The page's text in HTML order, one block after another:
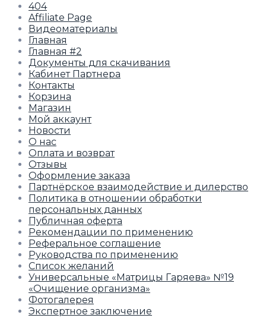
404
Affiliate Page
Видеоматериалы
Главная
Главная #2
Документы для скачивания
Кабинет Партнера
Контакты
Корзина
Магазин
Мой аккаунт
Новости
О нас
Оплата и возврат
Отзывы
Оформление заказа
Партнёрское взаимодействие и дилерство
Политика в отношении обработки
персональных данных
Публичная оферта
Рекомендации по применению
Реферальное соглашение
Руководства по применению
Список желаний
Универсальные «Матрицы Гаряева» №19
«Очищение организма»
Фотогалерея
Экспертное заключение